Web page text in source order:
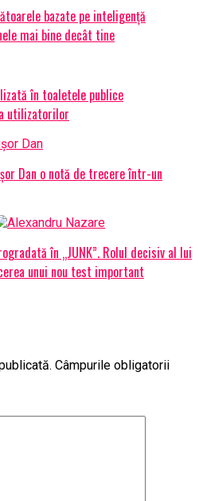
bazate pe inteligență
mai bine decât tine
în toaletele publice
utilizatorilor
Dan o notă de trecere într-un
în „JUNK”. Rolul decisiv al lui
unui nou test important
Câmpurile obligatorii